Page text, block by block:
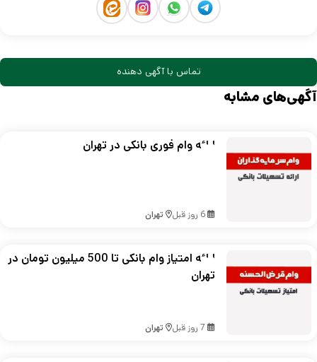
تماس با آگهی دهنده
آگهی‌های مشابه
ارائه وام فوری بانکی در تهران
6 روز قبل تهران
ارائه امتیاز وام بانکی تا 500 میلیون تومان در
تهران
7 روز قبل تهران